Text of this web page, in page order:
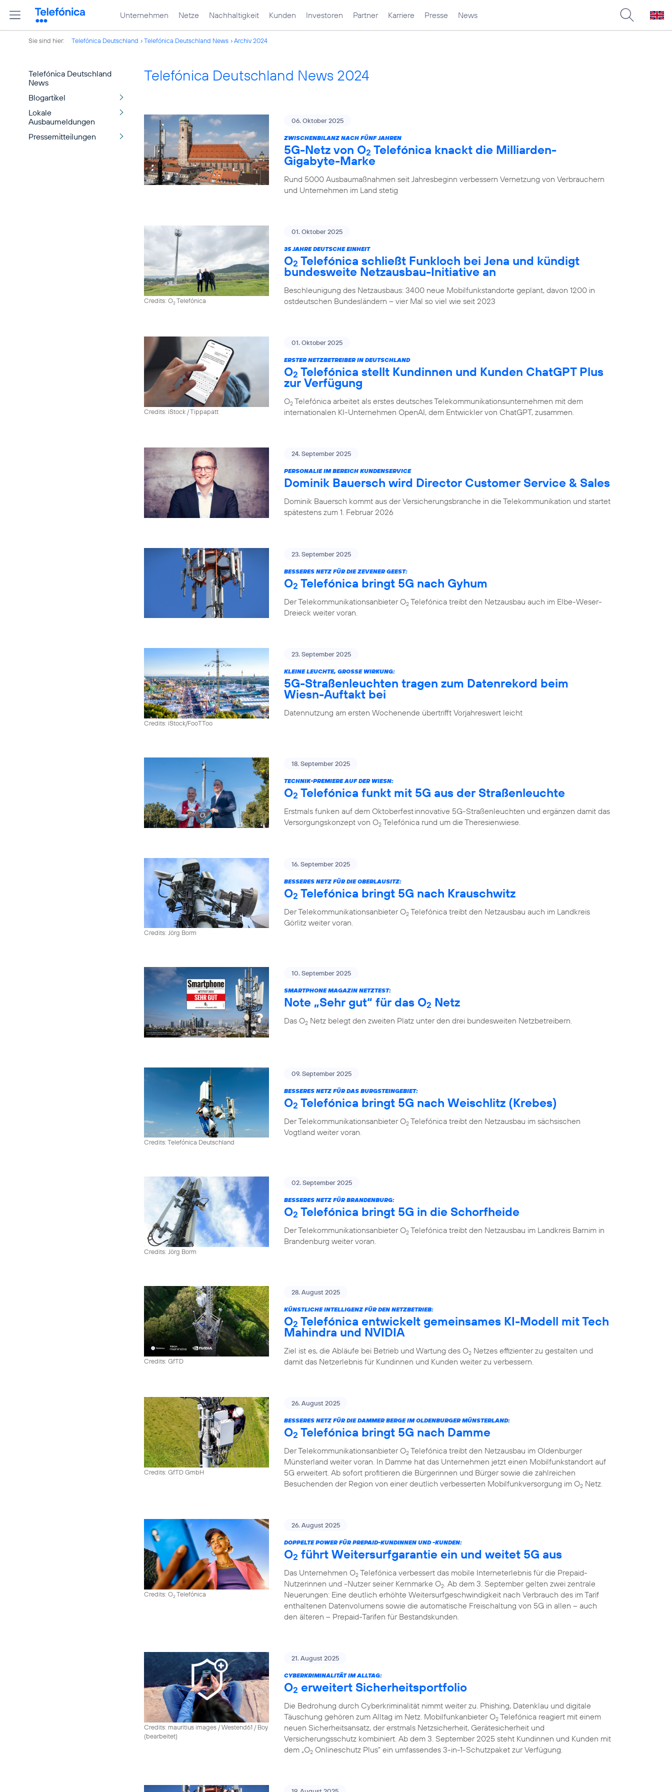
Unternehmen Netze Nachhaltigkeit Kunden Investoren Partner Karriere Presse News
Sie sind hier: Telefónica Deutschland Telefónica Deutschland News Archiv 2024
Telefónica Deutschland
News
Blogartikel
Lokale
Ausbaumeldungen
Pressemitteilungen
Telefónica Deutschland News 2024
06. Oktober 2025
ZWISCHENBILANZ NACH FÜNF JAHREN
5G-Netz von O2 Telefónica knackt die Milliarden-
Gigabyte-Marke
Rund 5000 Ausbaumaßnahmen seit Jahresbeginn verbessern Vernetzung von Verbrauchern
und Unternehmen im Land stetig
Credits: O2Telefónica
01. Oktober 2025
35 JAHRE DEUTSCHE EINHEIT
O2 Telefónica schließt Funkloch bei Jena und kündigt
bundesweite Netzausbau-Initiative an
Beschleunigung des Netzausbaus: 3400 neue Mobilfunkstandorte geplant, davon 1200 in
ostdeutschen Bundesländern – vier Mal so viel wie seit 2023
Credits: iStock / Tippapatt
01. Oktober 2025
ERSTER NETZBETREIBER IN DEUTSCHLAND
O2 Telefónica stellt Kundinnen und Kunden ChatGPT Plus
zur Verfügung
O2 Telefónica arbeitet als erstes deutsches Telekommunikationsunternehmen mit dem
internationalen KI-Unternehmen OpenAI, dem Entwickler von ChatGPT, zusammen.
24. September 2025
PERSONALIE IM BEREICH KUNDENSERVICE
Dominik Bauersch wird Director Customer Service & Sales
Dominik Bauersch kommt aus der Versicherungsbranche in die Telekommunikation und startet
spätestens zum 1. Februar 2026
23. September 2025
BESSERES NETZ FÜR DIE ZEVENER GEEST:
O2 Telefónica bringt 5G nach Gyhum
Der Telekommunikationsanbieter O2 Telefónica treibt den Netzausbau auch im Elbe-Weser-
Dreieck weiter voran.
Credits: iStock/FooTToo
23. September 2025
KLEINE LEUCHTE, GROSSE WIRKUNG:
5G-Straßenleuchten tragen zum Datenrekord beim
Wiesn-Auftakt bei
Datennutzung am ersten Wochenende übertrifft Vorjahreswert leicht
18. September 2025
TECHNIK-PREMIERE AUF DER WIESN:
O2 Telefónica funkt mit 5G aus der Straßenleuchte
Erstmals funken auf dem Oktoberfest innovative 5G-Straßenleuchten und ergänzen damit das
Versorgungskonzept von O2 Telefónica rund um die Theresienwiese.
Credits: Jörg Borm
16. September 2025
BESSERES NETZ FÜR DIE OBERLAUSITZ:
O2 Telefónica bringt 5G nach Krauschwitz
Der Telekommunikationsanbieter O2 Telefónica treibt den Netzausbau auch im Landkreis
Görlitz weiter voran.
10. September 2025
SMARTPHONE MAGAZIN NETZTEST:
Note „Sehr gut“ für das O2 Netz
Das O2 Netz belegt den zweiten Platz unter den drei bundesweiten Netzbetreibern.
Credits: Telefónica Deutschland
09. September 2025
BESSERES NETZ FÜR DAS BURGSTEINGEBIET:
O2 Telefónica bringt 5G nach Weischlitz (Krebes)
Der Telekommunikationsanbieter O2 Telefónica treibt den Netzausbau im sächsischen
Vogtland weiter voran.
Credits: Jörg Borm
02. September 2025
BESSERES NETZ FÜR BRANDENBURG:
O2 Telefónica bringt 5G in die Schorfheide
Der Telekommunikationsanbieter O2 Telefónica treibt den Netzausbau im Landkreis Barnim in
Brandenburg weiter voran.
Credits: GfTD
28. August 2025
KÜNSTLICHE INTELLIGENZ FÜR DEN NETZBETRIEB:
O2 Telefónica entwickelt gemeinsames KI-Modell mit Tech
Mahindra und NVIDIA
Ziel ist es, die Abläufe bei Betrieb und Wartung des O2 Netzes effizienter zu gestalten und
damit das Netzerlebnis für Kundinnen und Kunden weiter zu verbessern.
Credits: GfTD GmbH
26. August 2025
BESSERES NETZ FÜR DIE DAMMER BERGE IM OLDENBURGER MÜNSTERLAND:
O2 Telefónica bringt 5G nach Damme
Der Telekommunikationsanbieter O2 Telefónica treibt den Netzausbau im Oldenburger
Münsterland weiter voran. In Damme hat das Unternehmen jetzt einen Mobilfunkstandort auf
5G erweitert. Ab sofort profitieren die Bürgerinnen und Bürger sowie die zahlreichen
Besuchenden der Region von einer deutlich verbesserten Mobilfunkversorgung im O2 Netz.
Credits: O2Telefónica
26. August 2025
DOPPELTE POWER FÜR PREPAID-KUNDINNEN UND -KUNDEN:
O2 führt Weitersurfgarantie ein und weitet 5G aus
Das Unternehmen O2 Telefónica verbessert das mobile Interneterlebnis für die Prepaid-
Nutzerinnen und -Nutzer seiner Kernmarke O2. Ab dem 3. September gelten zwei zentrale
Neuerungen: Eine deutlich erhöhte Weitersurfgeschwindigkeit nach Verbrauch des im Tarif
enthaltenen Datenvolumens sowie die automatische Freischaltung von 5G in allen – auch
den älteren – Prepaid-Tarifen für Bestandskunden.
Credits: mauritius images / Westend61 / Boy
(bearbeitet)
21. August 2025
CYBERKRIMINALITÄT IM ALLTAG:
O2 erweitert Sicherheitsportfolio
Die Bedrohung durch Cyberkriminalität nimmt weiter zu. Phishing, Datenklau und digitale
Täuschung gehören zum Alltag im Netz. Mobilfunkanbieter O2 Telefónica reagiert mit einem
neuen Sicherheitsansatz, der erstmals Netzsicherheit, Gerätesicherheit und
Versicherungsschutz kombiniert. Ab dem 3. September 2025 steht Kundinnen und Kunden mit
dem „O2 Onlineschutz Plus“ ein umfassendes 3-in-1-Schutzpaket zur Verfügung.